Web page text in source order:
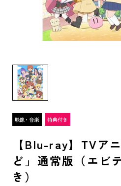
【Blu-ray】TVア
ど」通常版（エビ
き）